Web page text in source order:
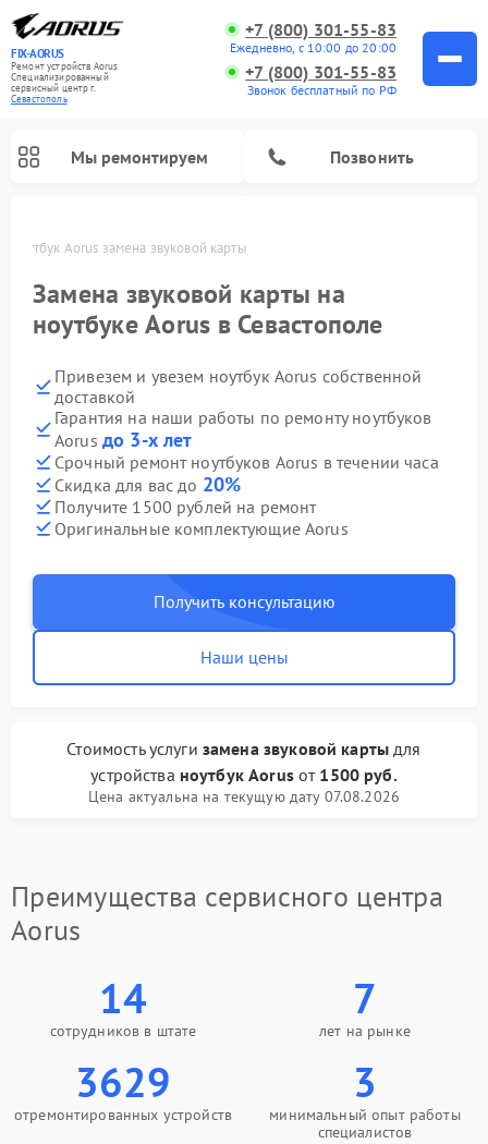
FIX-AORUS
Ремонт устройств Aorus
Специализированный
cервисный центр г.
Севастополь
+7 (800) 301-55-83
Ежедневно, с 10:00 до 20:00
+7 (800) 301-55-83
Звонок бесплатный по РФ
Мы ремонтируем Позвонить
Ноутбук Aorus замена звуковой карты
Замена звуковой карты на
ноутбуке Aorus в Севастополе
Привезем и увезем ноутбук Aorus собственной
доставкой
Гарантия на наши работы по ремонту ноутбуков
Aorus до 3-х лет
Срочный ремонт ноутбуков Aorus в течении часа
Скидка для вас до 20%
Получите 1500 рублей на ремонт
Оригинальные комплектующие Aorus
Получить консультацию
Наши цены
Стоимость услуги замена звуковой карты для
устройства ноутбук Aorusот 1500 руб.
Цена актуальна на текущую дату 07.08.2026
Преимущества сервисного центра
Aorus
14
сотрудников в штате
7
лет на рынке
3629
отремонтированных устройств
3
минимальный опыт работы
специалистов